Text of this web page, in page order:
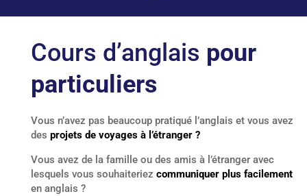
Cours d’anglais pour
particuliers
Vous n’avez pas beaucoup pratiqué l’anglais et vous avez
des projets de voyages à l’étranger ?
Vous avez de la famille ou des amis à l’étranger avec
lesquels vous souhaiteriez communiquer plus facilement
en anglais ?